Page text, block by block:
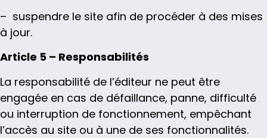
– suspendre le site afin de procéder à des mises
à jour.
Article 5 – Responsabilités
La responsabilité de l’éditeur ne peut être
engagée en cas de défaillance, panne, difficulté
ou interruption de fonctionnement, empêchant
l’accès au site ou à une de ses fonctionnalités.